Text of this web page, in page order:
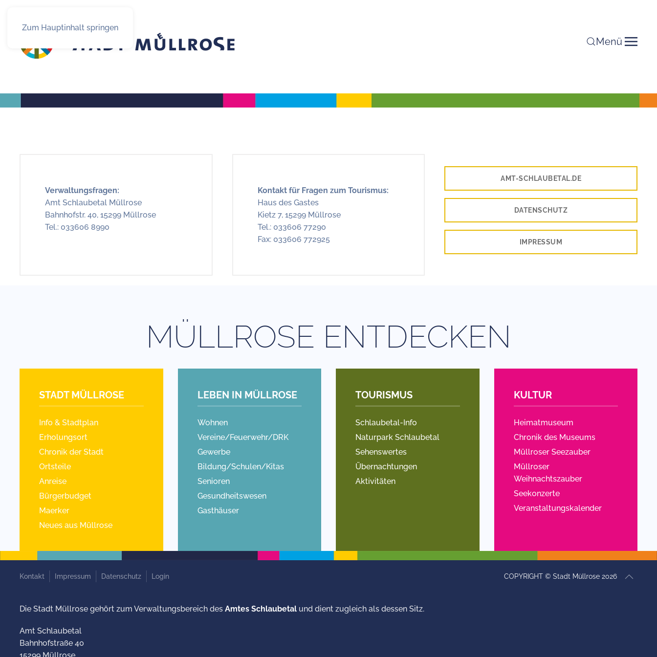
Zum Hauptinhalt springen
Menü
Verwaltungsfragen:
Amt Schlaubetal Müllrose
Bahnhofstr. 40, 15299 Müllrose
Tel.: 033606 8990
Kontakt für Fragen zum Tourismus:
Haus des Gastes
Kietz 7, 15299 Müllrose
Tel.: 033606 77290
Fax: 033606 772925
AMT-SCHLAUBETAL.DE
DATENSCHUTZ
IMPRESSUM
MÜLLROSE ENTDECKEN
STADT MÜLLROSE
Info & Stadtplan
Erholungsort
Chronik der Stadt
Ortsteile
Anreise
Bürgerbudget
Maerker
Neues aus Müllrose
LEBEN IN MÜLLROSE
Wohnen
Vereine/Feuerwehr/DRK
Gewerbe
Bildung/Schulen/Kitas
Senioren
Gesundheitswesen
Gasthäuser
TOURISMUS
Schlaubetal-Info
Naturpark Schlaubetal
Sehenswertes
Übernachtungen
Aktivitäten
KULTUR
Heimatmuseum
Chronik des Museums
Müllroser Seezauber
Müllroser
Weihnachtszauber
Seekonzerte
Veranstaltungskalender
Kontakt Impressum Datenschutz Login COPYRIGHT © Stadt Müllrose 2026
Die Stadt Müllrose gehört zum Verwaltungsbereich des Amtes Schlaubetal und dient zugleich als dessen Sitz.
Amt Schlaubetal
Bahnhofstraße 40